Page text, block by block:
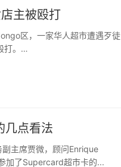
主被殴打
区，一家华人超市遭遇歹徒
。
几点看法
主席贾微，顾问Enrique
加了Supercard超市卡的...